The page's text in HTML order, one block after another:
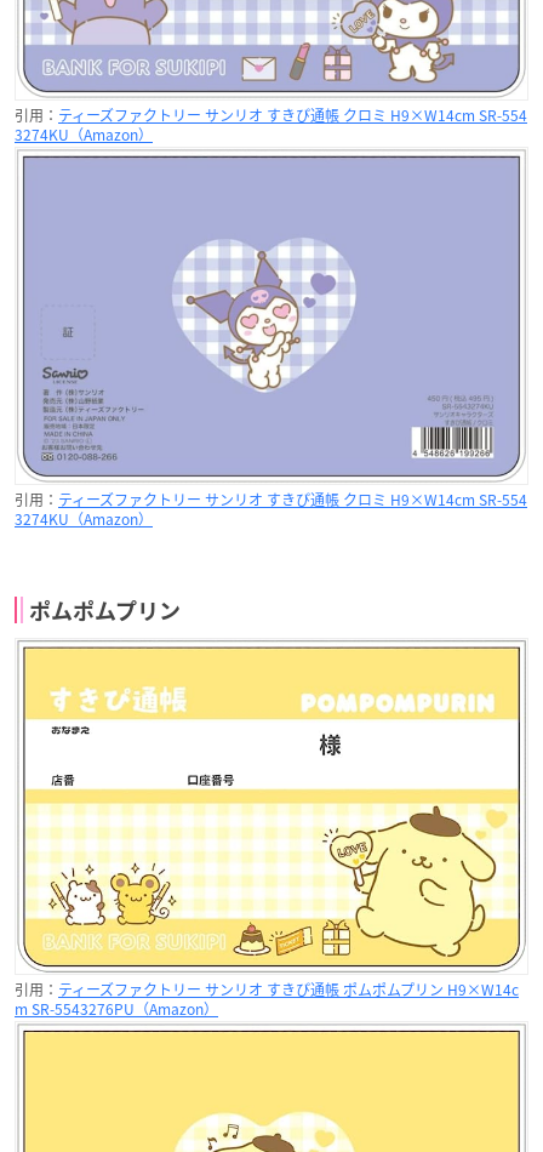
引用： ティーズファクトリー サンリオ すきぴ通帳 クロミ H9×W14cm SR-554
3274KU（Amazon）
引用： ティーズファクトリー サンリオ すきぴ通帳 クロミ H9×W14cm SR-554
3274KU（Amazon）
ポムポムプリン
引用： ティーズファクトリー サンリオ すきぴ通帳 ポムポムプリン H9×W14c
m SR-5543276PU（Amazon）